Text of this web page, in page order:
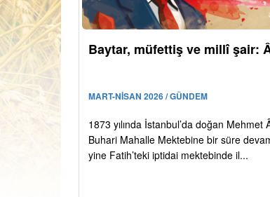
Baytar, müfettiş ve millî şair:
MART-NİSAN 2026 / GÜNDEM
1873 yılında İstanbul’da doğan Mehmet
Buhari Mahalle Mektebine bir süre
yine Fatih’teki iptidai mektebinde il...